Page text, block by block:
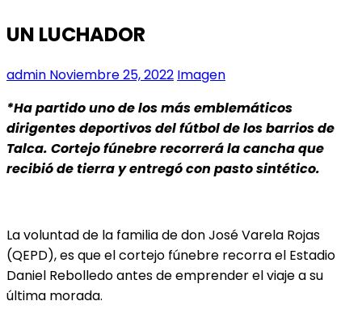
UN LUCHADOR
admin Noviembre 25, 2022 Imagen
*Ha partido uno de los más emblemáticos
dirigentes deportivos del fútbol de los barrios de
Talca. Cortejo fúnebre recorrerá la cancha que
recibió de tierra y entregó con pasto sintético.
La voluntad de la familia de don José Varela Rojas
(QEPD), es que el cortejo fúnebre recorra el Estadio
Daniel Rebolledo antes de emprender el viaje a su
última morada.